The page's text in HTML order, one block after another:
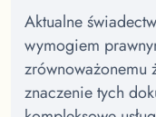
Aktualne
wymogiem
zrównoważonemu
znaczenie tych